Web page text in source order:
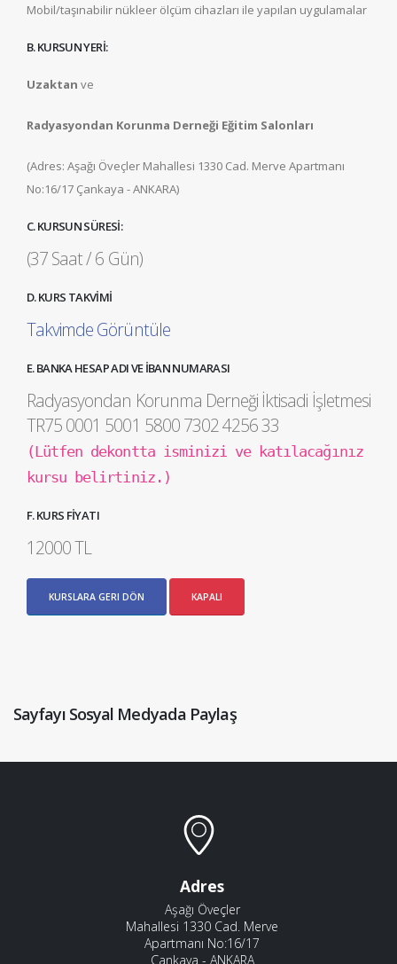
Mobil/taşınabilir nükleer ölçüm cihazları ile yapılan uygulamalar
B. KURSUN YERİ:
Uzaktan ve
Radyasyondan Korunma Derneği Eğitim Salonları
(Adres: Aşağı Öveçler Mahallesi 1330 Cad. Merve Apartmanı
No:16/17 Çankaya - ANKARA)
C. KURSUN SÜRESİ:
(37 Saat / 6 Gün)
D. KURS TAKVİMİ
Takvimde Görüntüle
E. BANKA HESAP ADI VE İBAN NUMARASI
Radyasyondan Korunma Derneği İktisadi İşletmesi
TR75 0001 5001 5800 7302 4256 33
(Lütfen dekontta isminizi ve katılacağınız
kursu belirtiniz.)
F. KURS FİYATI
12000 TL
KURSLARA GERI DÖN KAPALI
Sayfayı Sosyal Medyada Paylaş
Adres
Aşağı Öveçler
Mahallesi 1330 Cad. Merve
Apartmanı No:16/17
Çankaya - ANKARA